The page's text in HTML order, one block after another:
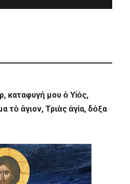
καταφυγή μου ὁ Υἱός,
τὸ ἅγιον, Τριὰς ἁγία, δόξα